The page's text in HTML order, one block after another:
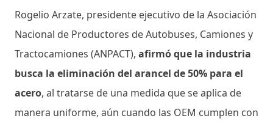
Rogelio Arzate, presidente ejecutivo de la Asociación
Nacional de Productores de Autobuses, Camiones y
Tractocamiones (ANPACT), afirmó que la industria
busca la eliminación del arancel de 50% para el
acero, al tratarse de una medida que se aplica de
manera uniforme, aún cuando las OEM cumplen con